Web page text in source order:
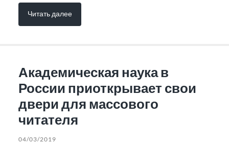
Читать далее
Академическая наука в
России приоткрывает свои
двери для массового
читателя
04/03/2019